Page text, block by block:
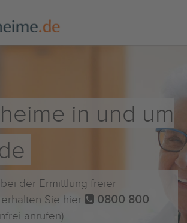
in und um
der Ermittlung freier
Sie hier
0800 800
anrufen)